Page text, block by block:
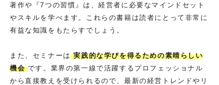
著作や『7つの習慣』は、経営者に必要なマインドセット
やスキルを学べます。これらの書籍は読者にとって非常に
有益な知識をもたらすでしょう。
また、セミナーは実践的な学びを得るための素晴らしい
機会です。業界の第一線で活躍するプロフェッショナル
から直接教えを受けられるので、最新の経営トレンドやリ